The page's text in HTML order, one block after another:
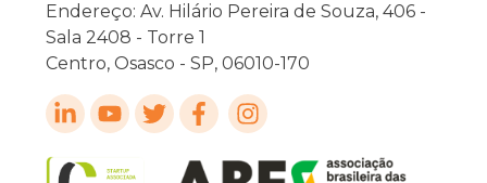
Endereço: Av. Hilário Pereira de Souza, 406 -
Sala 2408 - Torre 1
Centro, Osasco - SP, 06010-170